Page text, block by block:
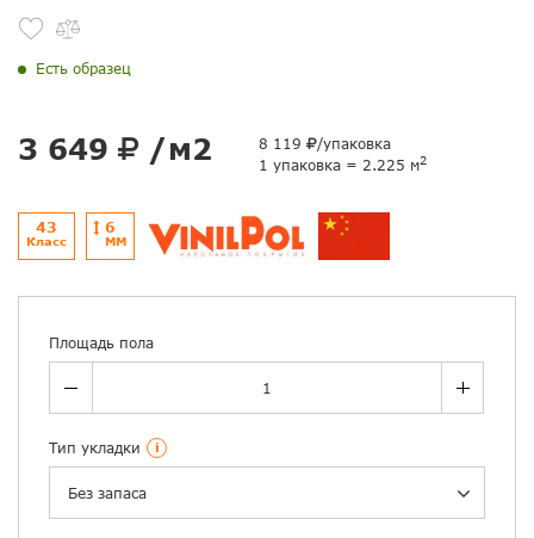
Есть образец
3 649 /м2 8 119
/упаковка
1 упаковка = 2.225 м2
43
Класс
6
ММ
Площадь пола
Тип укладки i
Без запаса